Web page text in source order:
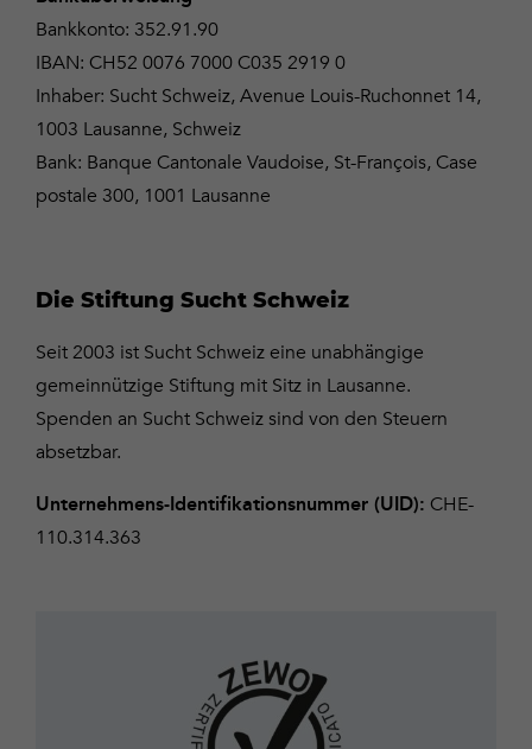
Bankkonto: 352.91.90
IBAN: CH52 0076 7000 C035 2919 0
Inhaber: Sucht Schweiz, Avenue Louis-Ruchonnet 14,
1003 Lausanne, Schweiz
Bank: Banque Cantonale Vaudoise, St-François, Case
postale 300, 1001 Lausanne
Die Stiftung Sucht Schweiz
Seit 2003 ist Sucht Schweiz eine unabhängige
gemeinnützige Stiftung mit Sitz in Lausanne.
Spenden an Sucht Schweiz sind von den Steuern
absetzbar.
Unternehmens-Identifikationsnummer (UID): CHE-
110.314.363